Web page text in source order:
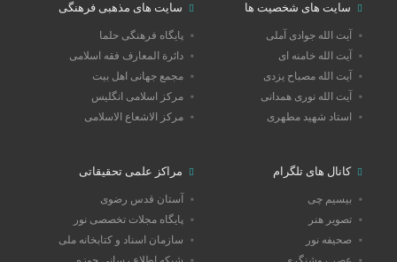
سایت های شخصیت ها
آیت الله جوادی آملی
آیت الله خامنه ای
آیت الله مصباح یزدی
آیت الله نوری همدانی
استاد شهید مطهری
سایت های مذهبی فرهنگی
پایگاه فرهنگی حلما
دائرة المعارف فقه اسلامی
مجمع جهانی اهل بیت
مرکز اسلامی انگلیس
مرکز الاشعاع الاسلامی
کانال های تلگرام
بیسیم چی
تصویر هنر
صحیفه نور
مراکز علمی تحقیقاتی
آستان قدس رضوی
پایگاه مجلات تخصصی نور
سازمان اسناد و کتابخانه ملی